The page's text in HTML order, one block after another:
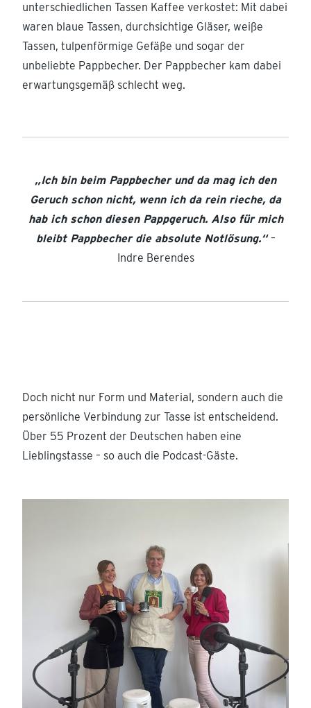
unterschiedlichen Tassen Kaffee verkostet: Mit dabei
waren blaue Tassen, durchsichtige Gläser, weiße
Tassen, tulpenförmige Gefäße und sogar der
unbeliebte Pappbecher. Der Pappbecher kam dabei
erwartungsgemäß schlecht weg.
„Ich bin beim Pappbecher und da mag ich den
Geruch schon nicht, wenn ich da rein rieche, da
hab ich schon diesen Pappgeruch. Also für mich
bleibt Pappbecher die absolute Notlösung.“ –
Indre Berendes
Doch nicht nur Form und Material, sondern auch die
persönliche Verbindung zur Tasse ist entscheidend.
Über 55 Prozent der Deutschen haben eine
Lieblingstasse – so auch die Podcast-Gäste.